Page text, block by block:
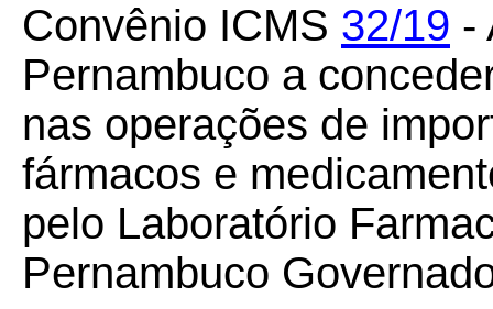
Convênio ICMS 32/19 -
Pernambuco a
nas operações de
fármacos e
pelo Laboratório
Pernambuco